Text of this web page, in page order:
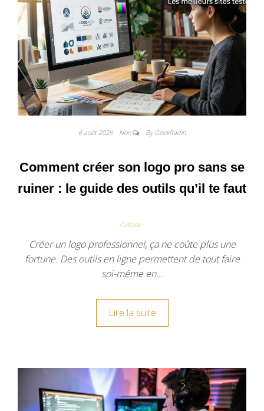
6 août 2026 Non By GeekRadin
Comment créer son logo pro sans se
ruiner : le guide des outils qu’il te faut
Culture
Créer un logo professionnel, ça ne coûte plus une
fortune. Des outils en ligne permettent de tout faire
soi-même en…
Lire la suite